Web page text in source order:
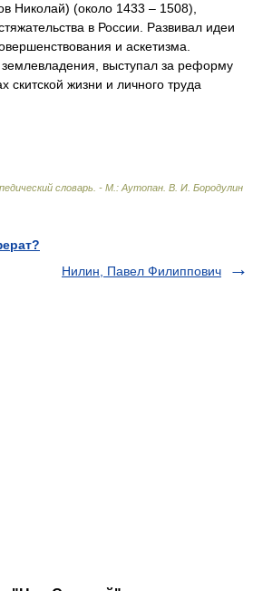
Николай) (около 1433 – 1508),
в России. Развивал идеи
и аскетизма.
землевладения, выступал за реформу
скитской жизни и личного труда
словарь. - М.: Аутопан В. И. Бородулин
Нилин, Павел Филиппович